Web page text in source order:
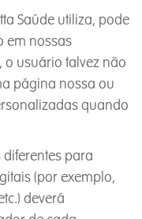
Saúde utiliza, pode
em nossas
o usuário talvez não
página nossa ou
quando
para
(por exemplo,
deverá